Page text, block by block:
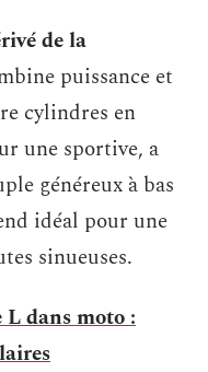
de la
puissance et
cylindres en
une sportive, a
généreux à bas
idéal pour une
sinueuses.
dans moto :